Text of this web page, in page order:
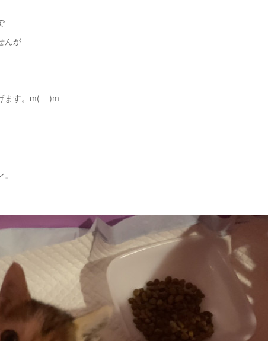
んが
ます。m(__)m